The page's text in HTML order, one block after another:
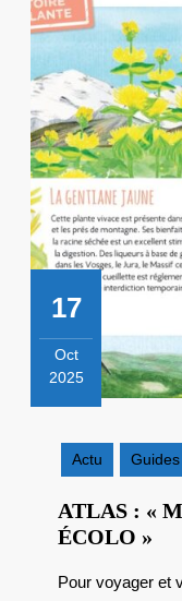
17
Oct
2025
2025
Actu
Guides
ATLAS : «
ÉCOLO »
«
Pour voyager et vivre autrement et de façon plus